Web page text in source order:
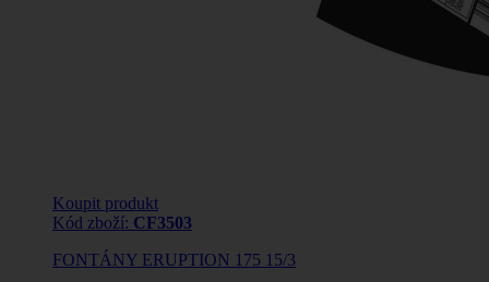
Koupit produkt
Kód zboží: CF3503
FONTÁNY ERUPTION 175 15/3